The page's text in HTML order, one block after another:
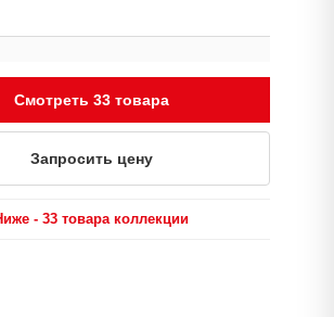
Смотреть 33 товара
Запросить цену
- 33 товара коллекции